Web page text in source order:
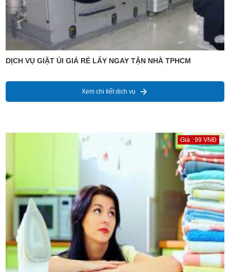
DỊCH VỤ GIẶT ỦI GIÁ RẺ LẤY NGAY TẬN NHÀ TPHCM
Xem chi tiết dịch vụ
Giá : 99 VNĐ